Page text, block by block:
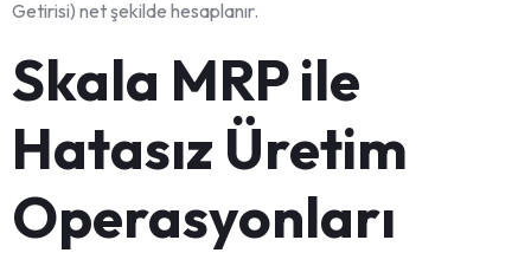
Getirisi) net şekilde hesaplanır.
Skala MRP ile
Hatasız Üretim
Operasyonları